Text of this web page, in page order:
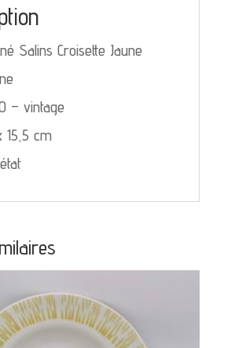
Salins Croisette Jaune
– vintage
15,5 cm